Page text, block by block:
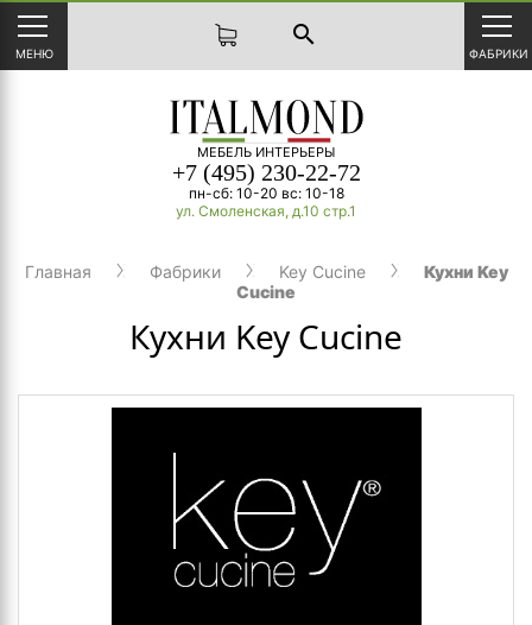
МЕНЮ
search
ФАБРИКИ
МЕБЕЛЬ ИНТЕРЬЕРЫ
+7 (495) 230-22-72
пн-сб: 10-20 вс: 10-18
ул. Смоленская, д.10 стр.1
Главная Фабрики Key Cucine
Кухни Key
Cucine
Кухни Key Cucine